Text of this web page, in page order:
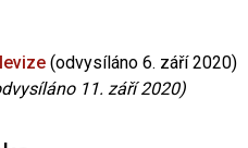
(odvysíláno 6. září 2020)
11. září 2020)